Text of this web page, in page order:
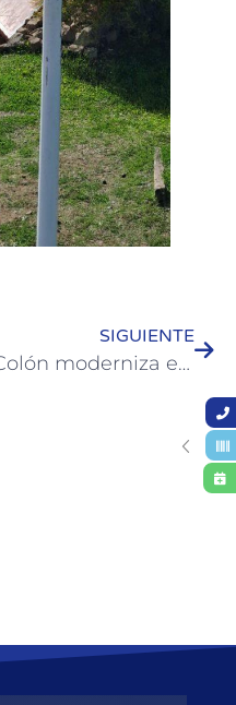
SIGUIENTE
Colón moderniza el alumbrado en calle Hernández frente al edificio municipal